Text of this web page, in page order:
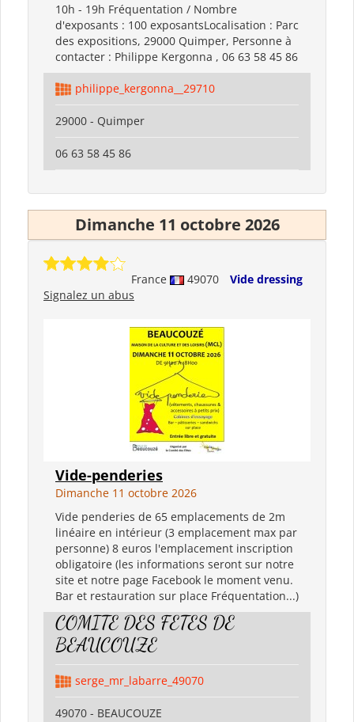
10h - 19h Fréquentation / Nombre
d'exposants : 100 exposantsLocalisation : Parc
des expositions, 29000 Quimper, Personne à
contacter : Philippe Kergonna , 06 63 58 45 86
philippe_kergonna__29710
29000 - Quimper
06 63 58 45 86
Dimanche 11 octobre 2026
France 49070
Vide dressing
Signalez un abus
Vide-penderies
Dimanche 11 octobre 2026
Vide penderies de 65 emplacements de 2m
linéaire en intérieur (3 emplacement max par
personne) 8 euros l'emplacement inscription
obligatoire (les informations seront sur notre
site et notre page Facebook le moment venu.
Bar et restauration sur place Fréquentation...)
COMITE DES FETES DE
BEAUCOUZE
serge_mr_labarre_49070
49070 - BEAUCOUZE